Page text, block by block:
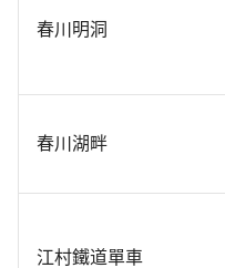
春川明洞
春川湖畔
江村鐵道單車